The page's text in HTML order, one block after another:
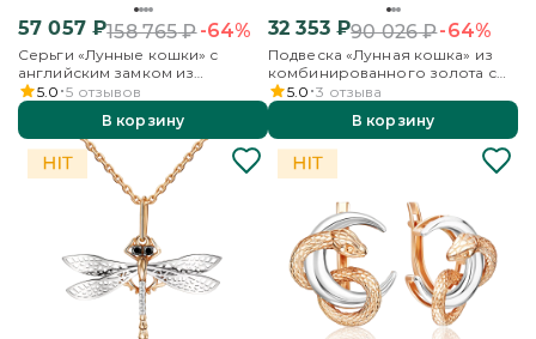
57 057₽158 765₽-64%
Серьги «Лунные кошки» с
английским замком из
комбинированного золота с
фианитом
5.0 5 отзывов
В корзину
32 353₽90 026₽-64%
Подвеска «Лунная кошка» из
комбинированного золота с
фианитом
5.0 3 отзыва
В корзину